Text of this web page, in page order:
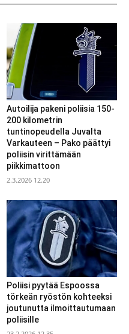
Autoilija pakeni poliisia 150-
200 kilometrin
tuntinopeudella Juvalta
Varkauteen – Pako päättyi
poliisin virittämään
piikkimattoon
2.3.2026 12.20
Poliisi pyytää Espoossa
törkeän ryöstön kohteeksi
joutunutta ilmoittautumaan
poliisille